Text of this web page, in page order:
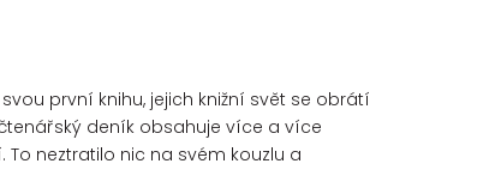
první knihu, jejich knižní svět se obrátí
deník obsahuje více a více
neztratilo nic na svém kouzlu a